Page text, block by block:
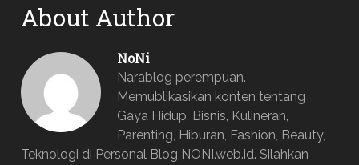
About Author
NoNi
Narablog perempuan.
Memublikasikan konten tentang
Gaya Hidup, Bisnis, Kulineran,
Parenting, Hiburan, Fashion, Beauty,
Teknologi di Personal Blog NONI.web.id. Silahkan